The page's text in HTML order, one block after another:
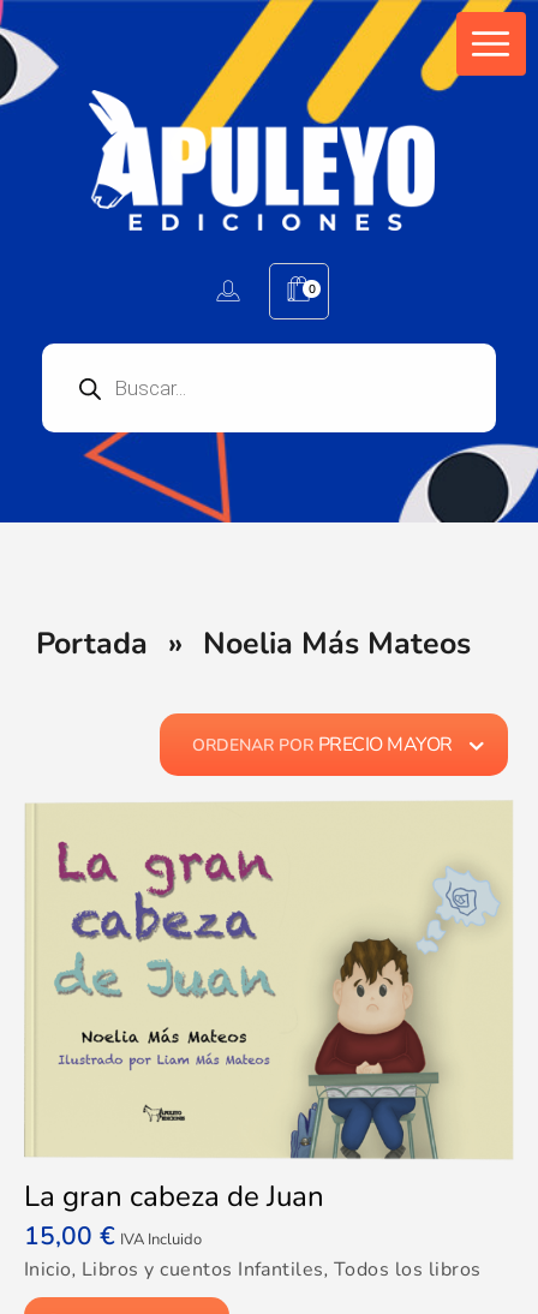
0
Portada » Noelia Más Mateos
ORDENAR POR PRECIO MAYOR
La gran cabeza de Juan
15,00 € IVA Incluido
Inicio, Libros y cuentos Infantiles, Todos los libros